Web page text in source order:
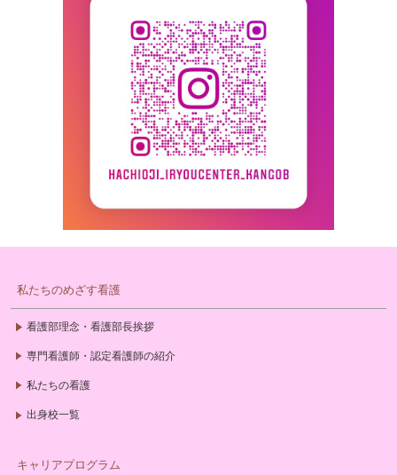
私たちのめざす看護
看護部理念・看護部長挨拶
専門看護師・認定看護師の紹介
私たちの看護
出身校一覧
キャリアプログラム